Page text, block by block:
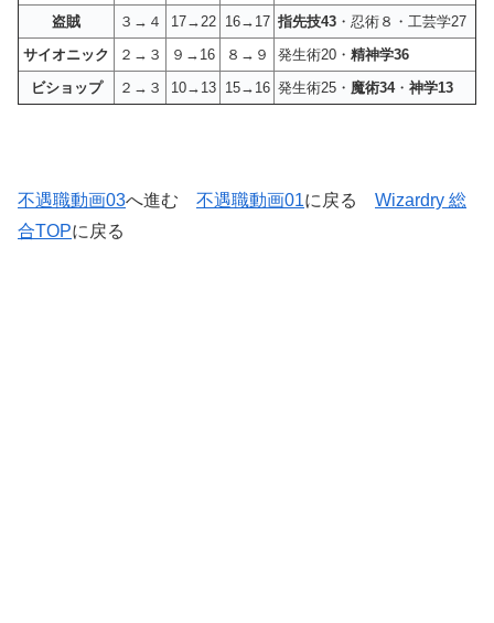
盗賊
３→４ 17→22 16→17 指先技43 ・忍術８・工芸学27
サイオニック
２→３ ９→16 ８→９ 発生術20・ 精神学36
ビショップ
２→３ 10→13 15→16 発生術25・ 魔術34・ 神学13
不遇職動画03へ進む 不遇職動画01に戻る Wizardry 総
合TOPに戻る